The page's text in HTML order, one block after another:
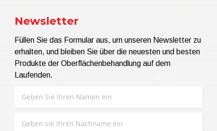
Newsletter
Füllen Sie das Formular aus, um unseren Newsletter zu
erhalten, und bleiben Sie über die neuesten und besten
Produkte der Oberflächenbehandlung auf dem
Laufenden.